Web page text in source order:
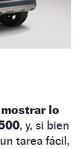
mostrar lo
, y, si bien
tarea fácil,